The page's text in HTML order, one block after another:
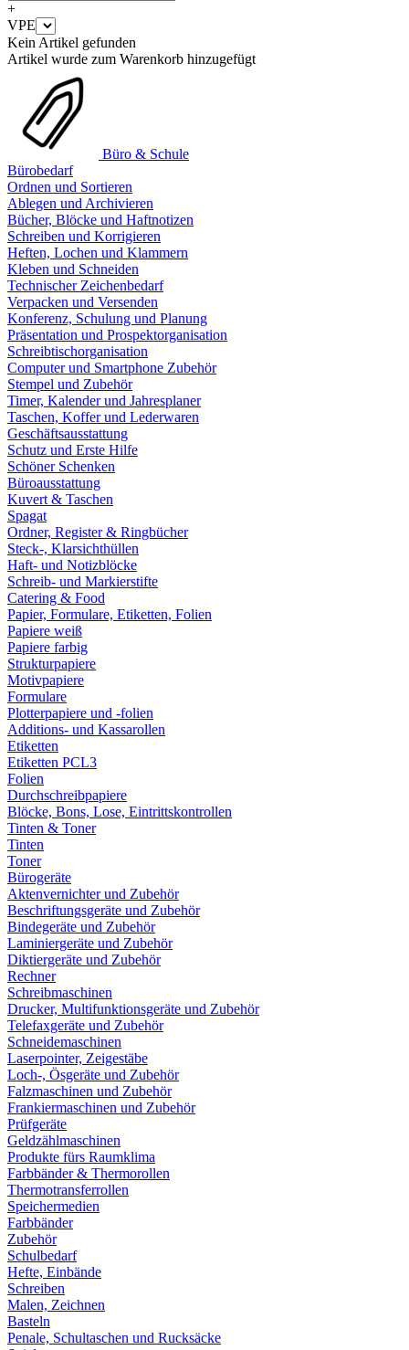
+
VPE
Kein Artikel gefunden
Artikel wurde zum Warenkorb hinzugefügt
Büro & Schule
Bürobedarf
Ordnen und Sortieren
Ablegen und Archivieren
Bücher, Blöcke und Haftnotizen
Schreiben und Korrigieren
Heften, Lochen und Klammern
Kleben und Schneiden
Technischer Zeichenbedarf
Verpacken und Versenden
Konferenz, Schulung und Planung
Präsentation und Prospektorganisation
Schreibtischorganisation
Computer und Smartphone Zubehör
Stempel und Zubehör
Timer, Kalender und Jahresplaner
Taschen, Koffer und Lederwaren
Geschäftsausstattung
Schutz und Erste Hilfe
Schöner Schenken
Büroausstattung
Kuvert & Taschen
Spagat
Ordner, Register & Ringbücher
Steck-, Klarsichthüllen
Haft- und Notizblöcke
Schreib- und Markierstifte
Catering & Food
Papier, Formulare, Etiketten, Folien
Papiere weiß
Papiere farbig
Strukturpapiere
Motivpapiere
Formulare
Plotterpapiere und -folien
Additions- und Kassarollen
Etiketten
Etiketten PCL3
Folien
Durchschreibpapiere
Blöcke, Bons, Lose, Eintrittskontrollen
Tinten & Toner
Tinten
Toner
Bürogeräte
Aktenvernichter und Zubehör
Beschriftungsgeräte und Zubehör
Bindegeräte und Zubehör
Laminiergeräte und Zubehör
Diktiergeräte und Zubehör
Rechner
Schreibmaschinen
Drucker, Multifunktionsgeräte und Zubehör
Telefaxgeräte und Zubehör
Schneidemaschinen
Laserpointer, Zeigestäbe
Loch-, Ösgeräte und Zubehör
Falzmaschinen und Zubehör
Frankiermaschinen und Zubehör
Prüfgeräte
Geldzählmaschinen
Produkte fürs Raumklima
Farbbänder & Thermorollen
Thermotransferrollen
Speichermedien
Farbbänder
Zubehör
Schulbedarf
Hefte, Einbände
Schreiben
Malen, Zeichnen
Basteln
Penale, Schultaschen und Rucksäcke